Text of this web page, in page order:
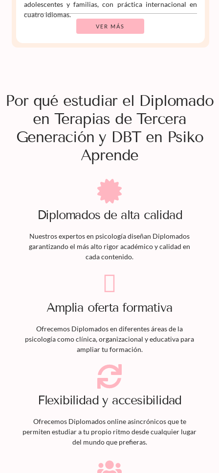
adolescentes y familias, con práctica internacional en
cuatro idiomas.
VER MÁS
Por qué estudiar el Diplomado
en Terapias de Tercera
Generación y DBT en Psiko
Aprende
Diplomadosde alta calidad
Nuestros expertos en psicología diseñan Diplomados
garantizando el más alto rigor académico y calidad en
cada contenido.
Amplia oferta formativa
Ofrecemos Diplomadosen diferentes áreas de la
psicología como clínica, organizacional y educativa para
ampliar tu formación.
Flexibilidad y accesibilidad
Ofrecemos Diplomadosonline asincrónicos que te
permiten estudiar a tu propio ritmo desde cualquier lugar
del mundo que prefieras.